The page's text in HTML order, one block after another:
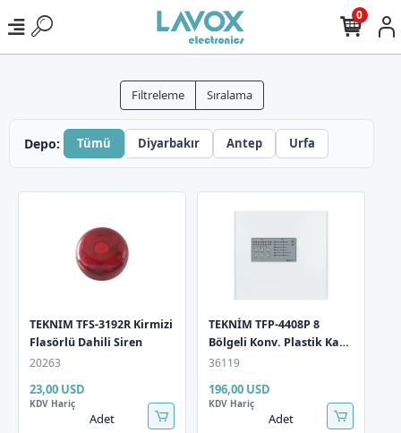
0
Filtreleme Sıralama
Depo: Tümü Diyarbakır Antep Urfa
TEKNIM TFS-3192R Kirmizi
Flasörlü Dahili Siren
20263
23,00 USD
KDV Hariç
Adet
TEKNİM TFP-4408P 8
Bölgeli Konv. Plastik Kasa
Yangın Alarm Paneli
36119
196,00 USD
KDV Hariç
Adet